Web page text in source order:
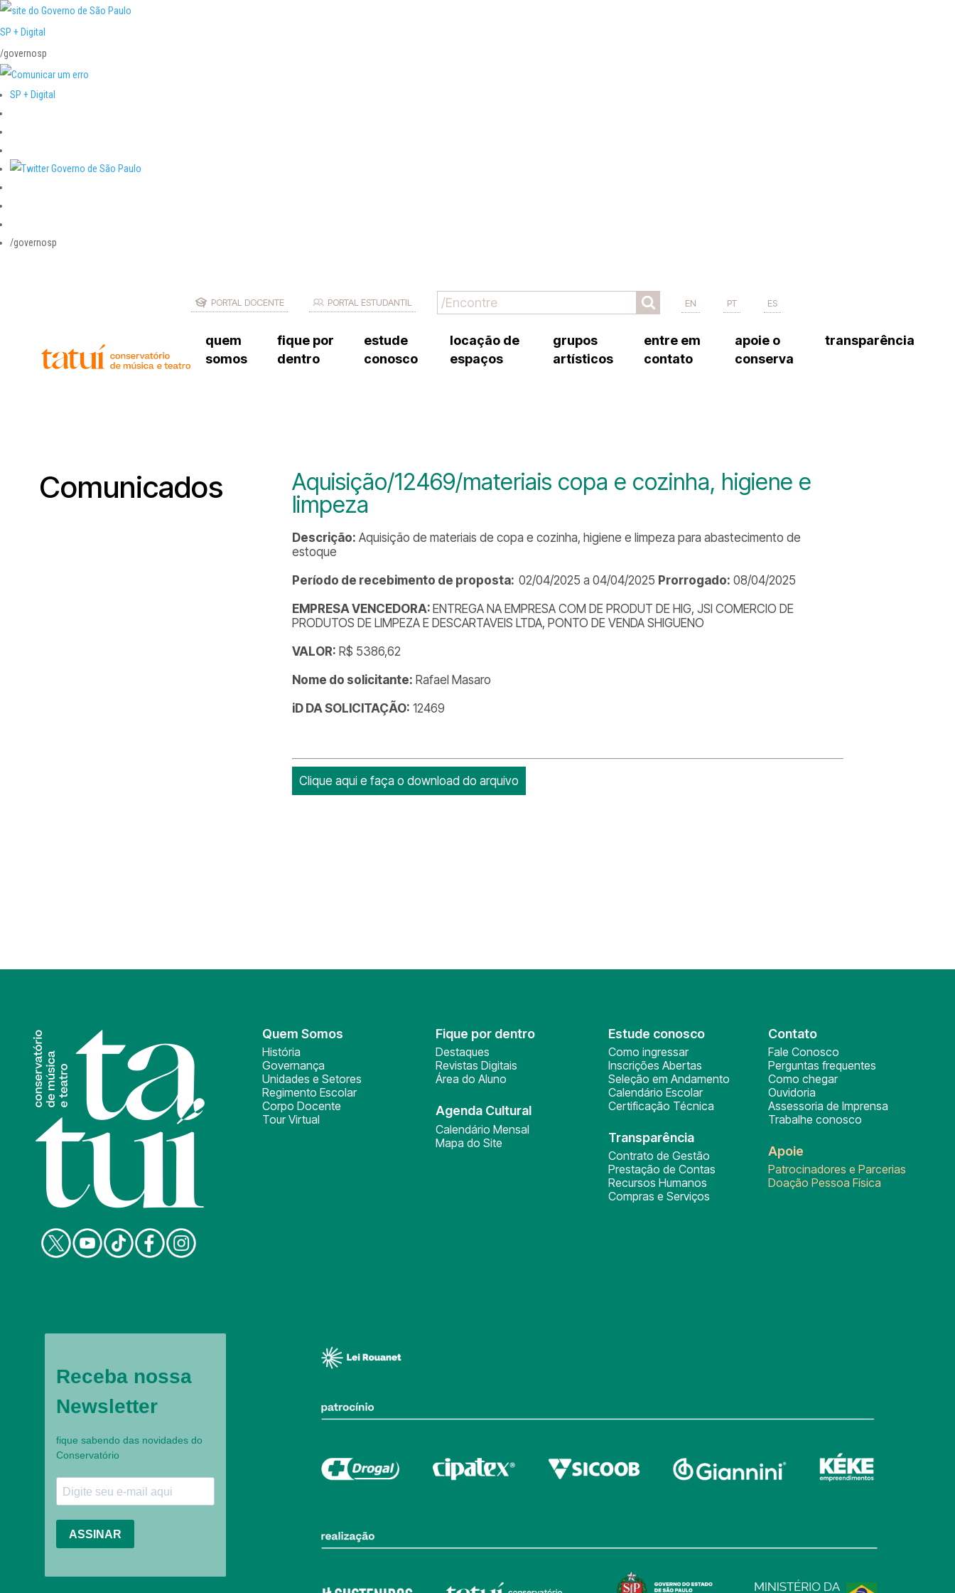
SP + Digital
/governosp
SP + Digital
/governosp
PORTAL DOCENTE PORTAL ESTUDANTIL EN PT ES
quem
somos
fique por
dentro
estude
conosco
locação de
espaços
grupos
artísticos
entre em
contato
assessoria de imprensa
trabalhe conosco
apoie o
conserva
transparência
Comunicados
Aquisição/12469/materiais copa e cozinha, higiene e
limpeza
Descrição: Aquisição de materiais de copa e cozinha, higiene e limpeza para abastecimento de
estoque
Período de recebimento de proposta:02/04/2025 a 04/04/2025 Prorrogado: 08/04/2025
EMPRESA VENCEDORA:ENTREGA NA EMPRESA COM DE PRODUT DE HIG, JSI COMERCIO DE
PRODUTOS DE LIMPEZA E DESCARTAVEIS LTDA, PONTO DE VENDA SHIGUENO
VALOR: R$ 5386,62
Nome do solicitante: Rafael Masaro
iD DA SOLICITAÇÃO: 12469
Clique aqui e faça o download do arquivo
Quem Somos
História
Governança
Unidades e Setores
Regimento Escolar
Corpo Docente
Tour Virtual
Fique por dentro
Destaques
Revistas Digitais
Área do Aluno
Agenda Cultural
Calendário Mensal
Mapa do Site
Estude conosco
Como ingressar
Inscrições Abertas
Seleção em Andamento
Calendário Escolar
Certificação Técnica
Transparência
Contrato de Gestão
Prestação de Contas
Recursos Humanos
Compras e Serviços
Contato
Fale Conosco
Perguntas frequentes
Como chegar
Ouvidoria
Assessoria de Imprensa
Trabalhe conosco
Apoie
Patrocinadores e Parcerias
Doação Pessoa Física